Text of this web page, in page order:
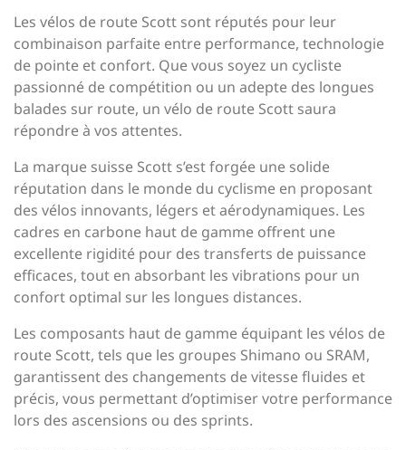
Les vélos de route Scott sont réputés pour leur
combinaison parfaite entre performance, technologie
de pointe et confort. Que vous soyez un cycliste
passionné de compétition ou un adepte des longues
balades sur route, un vélo de route Scott saura
répondre à vos attentes.
La marque suisse Scott s’est forgée une solide
réputation dans le monde du cyclisme en proposant
des vélos innovants, légers et aérodynamiques. Les
cadres en carbone haut de gamme offrent une
excellente rigidité pour des transferts de puissance
efficaces, tout en absorbant les vibrations pour un
confort optimal sur les longues distances.
Les composants haut de gamme équipant les vélos de
route Scott, tels que les groupes Shimano ou SRAM,
garantissent des changements de vitesse fluides et
précis, vous permettant d’optimiser votre performance
lors des ascensions ou des sprints.